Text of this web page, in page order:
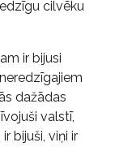
cilvēku
ir bijusi
dažādas
valstī,
bijuši, viņi ir